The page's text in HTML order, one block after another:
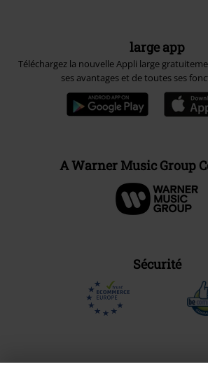
large app
Téléchargez la nouvelle Appli large
ses avantages et de toutes ses
A Warner Music Group
Sécurité